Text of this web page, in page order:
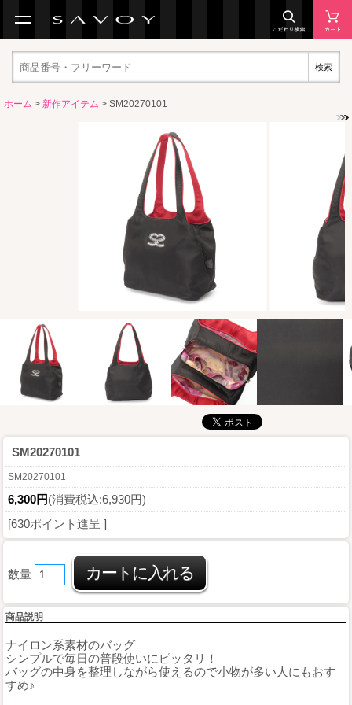
検索
ホーム > 新作アイテム > SM20270101
SM20270101
SM20270101
6,300円(消費税込:6,930円)
[630ポイント進呈 ]
数量
商品説明
ナイロン系素材のバッグ
シンプルで毎日の普段使いにピッタリ！
バッグの中身を整理しながら使えるので小物が多い人にもおす
すめ♪